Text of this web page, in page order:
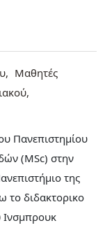
Μαθητές
Πανεπιστημίου
(MSc) στην
της
το διδακτορικο
Ινσμπρουκ